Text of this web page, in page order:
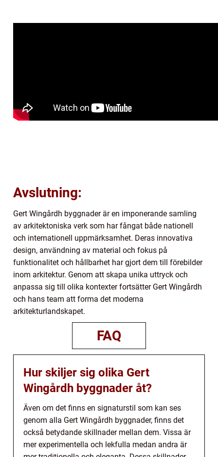
Avslutning:
Gert Wingårdh byggnader är en imponerande samling
av arkitektoniska verk som har fångat både nationell
och internationell uppmärksamhet. Deras innovativa
design, användning av material och fokus på
funktionalitet och hållbarhet har gjort dem till förebilder
inom arkitektur. Genom att skapa unika uttryck och
anpassa sig till olika kontexter fortsätter Gert Wingårdh
och hans team att forma det moderna
arkitekturlandskapet.
FAQ
Hur skiljer sig olika Gert
Wingårdh byggnader åt?
Även om det finns en signaturstil som kan ses
genom alla Gert Wingårdh byggnader, finns det
också betydande skillnader mellan dem. Vissa är
mer experimentella och lekfulla medan andra är